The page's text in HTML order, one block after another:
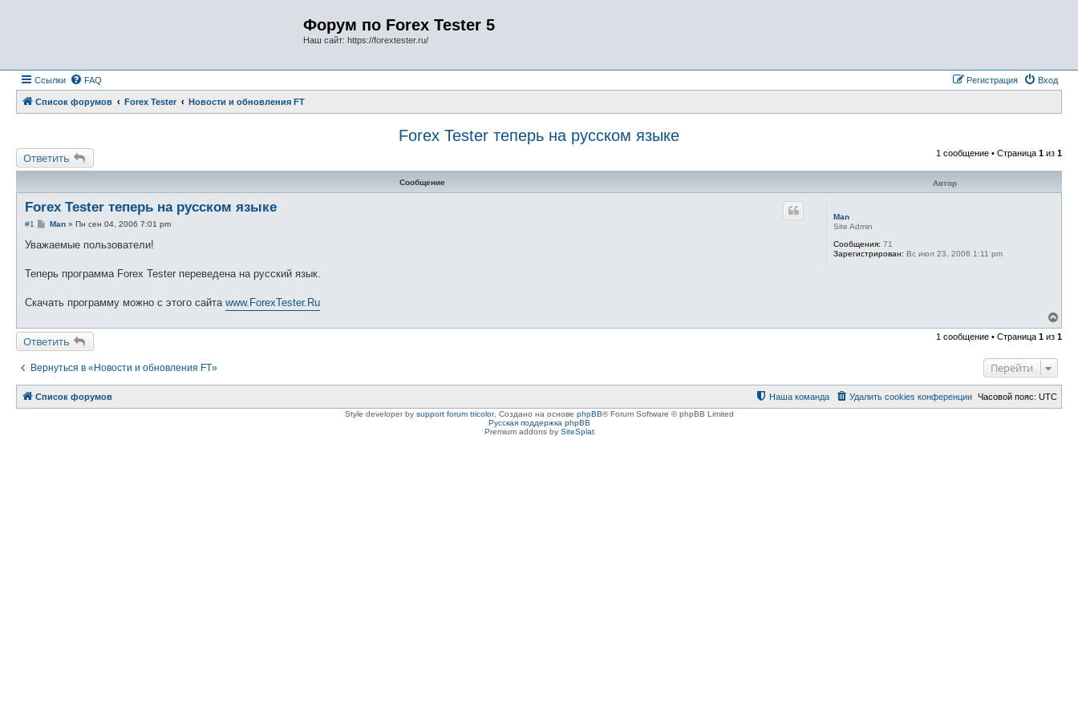
Форум по Forex Tester 5
Наш сайт: https://forextester.ru/
Ссылки FAQ Вход
Регистрация
Список форумов Forex Tester Новости и обновления FT
Forex Tester теперь на русском языке
Ответить 1 сообщение • Страница 1 из 1
Сообщение Автор
Man
Site Admin
Сообщения: 71
Зарегистрирован: Вс июл 23, 2006 1:11 pm
Forex Tester теперь на русском языке
#1
С
о
е
н
е
Man» Пн сен 04, 2006 7:01 pm
Уважаемые пользователи!
Теперь программа Forex Tester переведена на русский язык.
Скачать программу можно с этого сайта www.ForexTester.Ru
е
р
ь
я
Ответить 1 сообщение • Страница 1 из 1
Вернуться в «Новости и обновления FT» Перейти
Список форумов Часовой пояс: UTC
Удалить cookies конференции
Наша команда
Style developer by support forum tricolor, Создано на основе phpBB® Forum Software © phpBB Limited
Русская поддержка phpBB
Premium addons by SiteSplat